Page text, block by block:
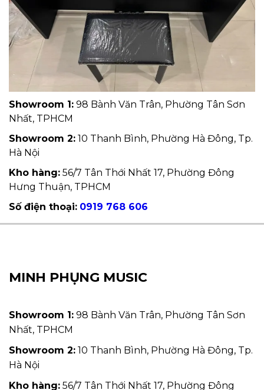
Showroom 1: 98 Bành Văn Trân, Phường Tân Sơn
Nhất, TPHCM
Showroom 2: 10 Thanh Bình, Phường Hà Đông, Tp.
Hà Nội
Kho hàng: 56/7 Tân Thới Nhất 17, Phường Đông
Hưng Thuận, TPHCM
Số điện thoại: 0919 768 606
MINH PHỤNG MUSIC
Showroom 1: 98 Bành Văn Trân, Phường Tân Sơn
Nhất, TPHCM
Showroom 2: 10 Thanh Bình, Phường Hà Đông, Tp.
Hà Nội
Kho hàng: 56/7 Tân Thới Nhất 17, Phường Đông